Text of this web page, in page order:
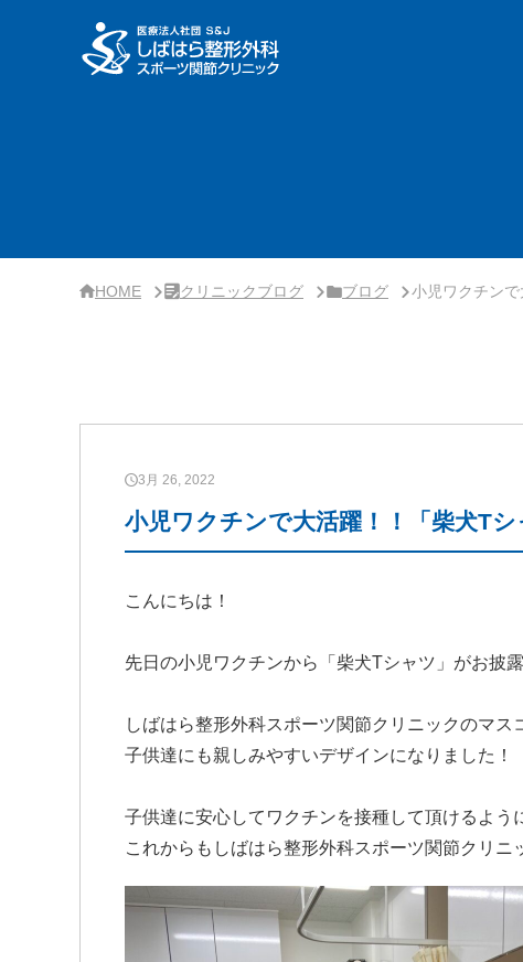
HOME クリニックブログ ブログ 小児ワクチンで
3月 26, 2022
小児ワクチンで大活躍！！「柴犬Tシ
こんにちは！
先日の小児ワクチンから「柴犬Tシャツ」がお披
しばはら整形外科スポーツ関節クリニックのマス
子供達にも親しみやすいデザインになりました！
子供達に安心してワクチンを接種して頂けるよう
これからもしばはら整形外科スポーツ関節クリニ